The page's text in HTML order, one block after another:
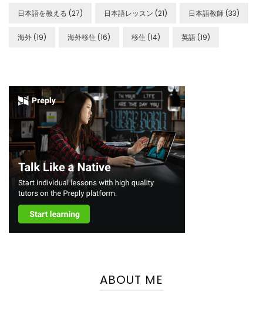
日本語を教える (27) 日本語レッスン (21) 日本語教師 (33)
海外 (19) 海外移住 (16) 移住 (14) 英語 (19)
ABOUT ME